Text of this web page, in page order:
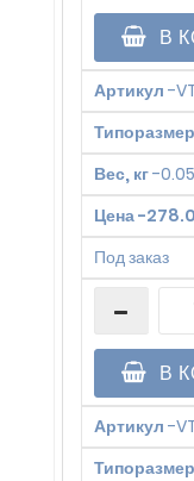
В
Артикул -
Типоразмер
Вес, кг-
Цена-
Под заказ
В
Артикул -
Типоразмер